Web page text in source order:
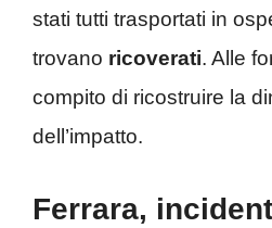
stati tutti trasportati in
trovano ricoverati. Alle
compito di ricostruire la
dell’impatto.
Ferrara,